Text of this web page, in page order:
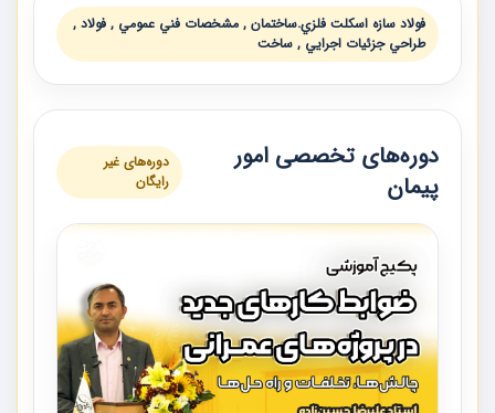
فولاد سازه اسكلت فلزي.ساختمان , مشخصات فني عمومي , فولاد ,
طراحي جزئيات اجرايي , ساخت
دوره‌های تخصصی امور
پیمان
دوره‌های غیر
رایگان